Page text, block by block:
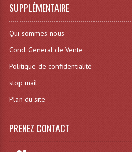
Flight Case Plasma
Flight Cases Platine
SUPPLÉMENTAIRE
Qui sommes-nous
Cond. General de Vente
Politique de confidentialité
stop mail
Plan du site
PRENEZ CONTACT